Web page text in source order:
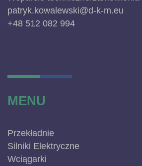
patryk.kowalewski@d-k-m.eu
+48 512 082 994
MENU
Przekładnie
Silniki Elektryczne
Wciągarki